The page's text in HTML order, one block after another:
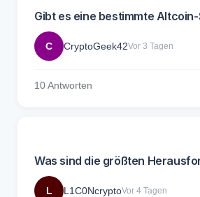
Gibt es eine bestimmte
C CryptoGeek42Vor 3 Tagen
10 Antworten
Was sind die größten
L L1C0NcryptoVor 4 Tagen